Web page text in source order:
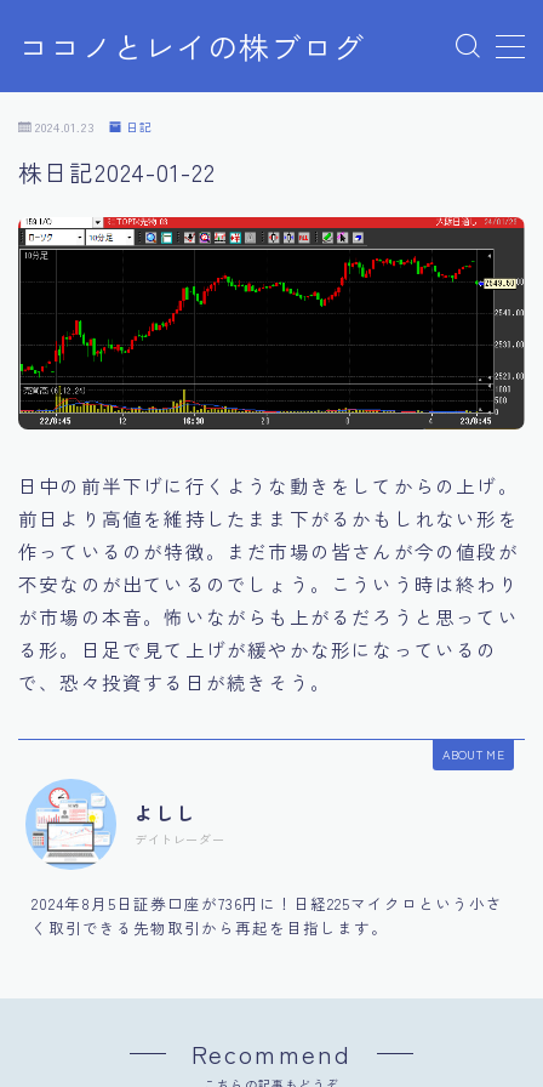
ココノとレイの株ブログ
MENU
お問い合わせ
サンプルページ
デモプリセット記事 Part07
プライバシーポリシー
プライバシーポリシー
利用規約／特定商取引法に基づく表記
有料記事の決済完了ページ
株ブログ
特定商取引法に基づく表記
運営者情報
2024.01.23 日記
株日記2024-01-22
日中の前半下げに行くような動きをしてからの上げ。
前日より高値を維持したまま下がるかもしれない形を
作っているのが特徴。まだ市場の皆さんが今の値段が
不安なのが出ているのでしょう。こういう時は終わり
が市場の本音。怖いながらも上がるだろうと思ってい
る形。日足で見て上げが緩やかな形になっているの
で、恐々投資する日が続きそう。
ABOUT ME
よしし
デイトレーダー
2024年8月5日証券口座が736円に！日経225マイクロという小さ
く取引できる先物取引から再起を目指します。
Recommend